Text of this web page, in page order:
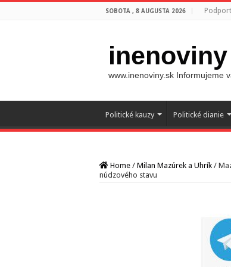
SOBOTA , 8 AUGUSTA 2026
inenoviny
www.inenoviny.sk Informujeme
Politické kauzy Politické dianie
Home / Milan Mazúrek a Uhrík /
núdzového stavu